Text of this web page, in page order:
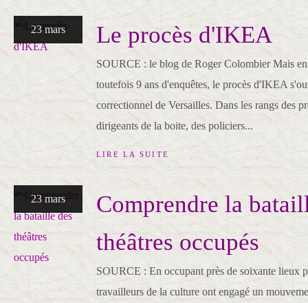
23 mars Le procès d'IKEA
SOURCE : le blog de Roger Colombier Mais
toutefois 9 ans d'enquêtes, le procès d'IKEA
correctionnel de Versailles. Dans les rangs des
dirigeants de la boite, des policiers...
LIRE LA SUITE
23 mars
Comprendre la
théâtres occupés
SOURCE : En occupant près de soixante lieux
travailleurs de la culture ont engagé un